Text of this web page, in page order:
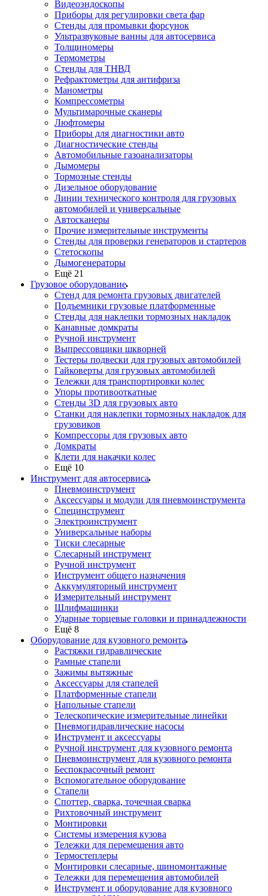
Видеоэндоскопы
Приборы для регулировки света фар
Стенды для промывки форсунок
Ультразвуковые ванны для автосервиса
Толщиномеры
Термометры
Стенды для ТНВД
Рефрактометры для антифриза
Манометры
Компрессометры
Мультимарочные сканеры
Люфтомеры
Приборы для диагностики авто
Диагностические стенды
Автомобильные газоанализаторы
Дымомеры
Тормозные стенды
Дизельное оборудование
Линии технического контроля для грузовых
автомобилей и универсальные
Автосканеры
Прочие измерительные инструменты
Стенды для проверки генераторов и стартеров
Стетоскопы
Дымогенераторы
Ещё 21
Грузовое оборудование
Стенд для ремонта грузовых двигателей
Подъемники грузовые платформенные
Стенды для наклепки тормозных накладок
Канавные домкраты
Ручной инструмент
Выпрессовщики шкворней
Тестеры подвески для грузовых автомобилей
Гайковерты для грузовых автомобилей
Тележки для транспортировки колес
Упоры противооткатные
Стенды 3D для грузовых авто
Станки для наклепки тормозных накладок для
грузовиков
Компрессоры для грузовых авто
Домкраты
Клети для накачки колес
Ещё 10
Инструмент для автосервиса
Пневмоинструмент
Аксессуары и модули для пневмоинструмента
Специнструмент
Электроинструмент
Универсальные наборы
Тиски слесарные
Слесарный инструмент
Ручной инструмент
Инструмент общего назначения
Аккумуляторный инструмент
Измерительный инструмент
Шлифмашинки
Ударные торцевые головки и принадлежности
Ещё 8
Оборудование для кузовного ремонта
Растяжки гидравлические
Рамные стапели
Зажимы вытяжные
Аксессуары для стапелей
Платформенные стапели
Напольные стапели
Телескопические измерительные линейки
Пневмогидравлические насосы
Инструмент и аксессуары
Ручной инструмент для кузовного ремонта
Пневмоинструмент для кузовного ремонта
Беспокрасочный ремонт
Вспомогательное оборудование
Стапели
Споттер, сварка, точечная сварка
Рихтовочный инструмент
Монтировки
Системы измерения кузова
Тележки для перемещения авто
Термостеплеры
Монтировки слесарные, шиномонтажные
Тележки для перемещения автомобилей
Инструмент и оборудование для кузовного